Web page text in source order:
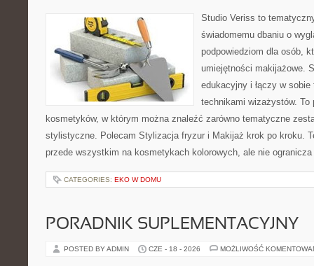
Studio Veriss to
świadomemu dbaniu o
podpowiedziom dla osób,
umiejętności makijażowe.
edukacyjny i łączy w
technikami wizażystów. To
kosmetyków, w którym można znaleźć zarówno tematyczne
stylistyczne. Polecam Stylizacja fryzur i Makijaż krok po kroku.
przede wszystkim na kosmetykach kolorowych, ale nie
CATEGORIES: EKO W DOMU
PORADNIK SUPLEMENTACYJNY
POSTED BY ADMIN CZE - 18 - 2026 MOŻLIWOŚĆ